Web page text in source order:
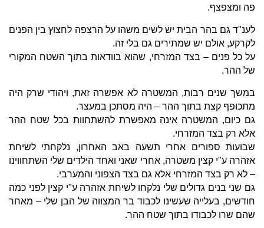
פה ומצפצף.
לענ"ד גם בהר הבית יש לשים משהו על הרצפה לחצוץ בין הפנים
לקרקע, אולם יש שמתירים גם בלי זה.
על כל פנים – בצד המזרחי, שהוא בוודאות בתוך השטח המקורי
של ההר.
במשך שנים רבות, המשטרה לא אפשרה זאת, ויהודי שרק היה
מתכופף קצת בתוך ההר – היה מסתכן במעצר.
גם כיום, המשטרה אינה מאפשרת להשתחוות בכל שטח ההר
אלא רק בצד המזרחי.
שבועות ספורים אחרי תשעה באב האחרון, נלקחתי לשיחת
אזהרה ע"י קצין משטרה, אחרי שאני ואחד הילדים שלי השתחווינו
– לא רק בצד המזרחי אלא גם בצד הצפוני והמערבי.
גם שני בנים גדולים שלי נלקחו לשיחת אזהרה ע"י קצין לפני כמה
חודשים, בעלייה שעשינו לכבוד בר המצווה של הבן שלי – מאחר
שהם שרו לכבודו בתוך שטח ההר.